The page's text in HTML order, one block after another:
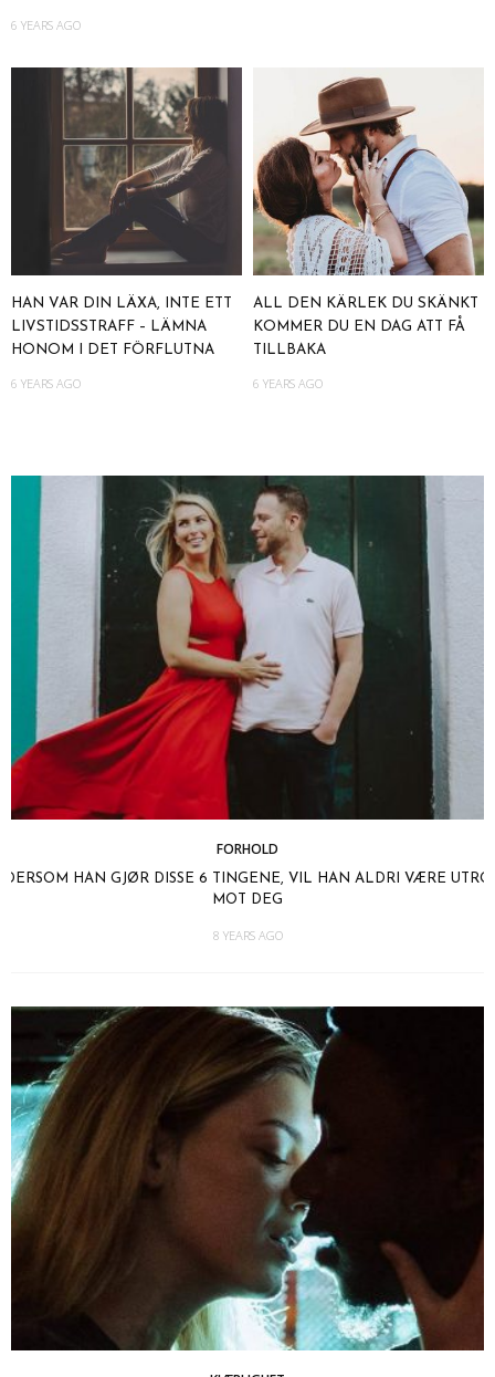
6 YEARS AGO
HAN VAR DIN LÄXA, INTE ETT
LIVSTIDSSTRAFF – LÄMNA
HONOM I DET FÖRFLUTNA
6 YEARS AGO
ALL DEN KÄRLEK DU SKÄNKT
KOMMER DU EN DAG ATT FÅ
TILLBAKA
6 YEARS AGO
FORHOLD
DERSOM HAN GJØR DISSE 6 TINGENE, VIL HAN ALDRI VÆRE UTRO
MOT DEG
8 YEARS AGO